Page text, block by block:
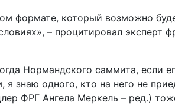
формате, который возможно
– процитировал эксперт
Нормандского саммита, если
знаю одного, кто на него не
ФРГ Ангела Меркель – ред.)